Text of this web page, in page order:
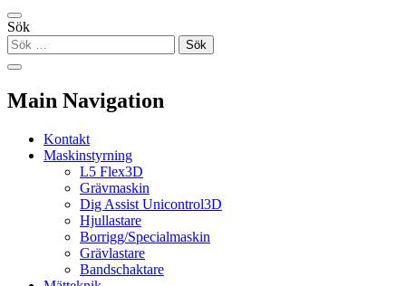
Sök
Main Navigation
Kontakt
Maskinstyrning
L5 Flex3D
Grävmaskin
Dig Assist Unicontrol3D
Hjullastare
Borrigg/Specialmaskin
Grävlastare
Bandschaktare